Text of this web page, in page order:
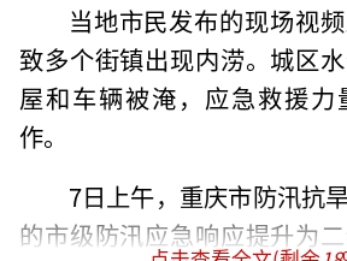
当地市民发布的现场视
致多个街镇出现内涝。城区
屋和车辆被淹，应急救援力
作。
7日上午，重庆市防汛抗
的市级防汛应急响应提升为